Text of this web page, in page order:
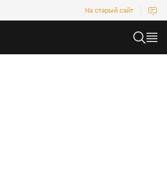
На старый сайт